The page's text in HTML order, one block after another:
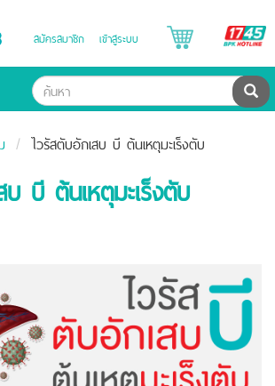
สมัครสมาชิก เข้าสู่ระบบ
ค้น
ไวรัสตับอักเสบ บี ต้นเหตุมะเร็งตับ
บี ต้นเหตุมะเร็งตับ